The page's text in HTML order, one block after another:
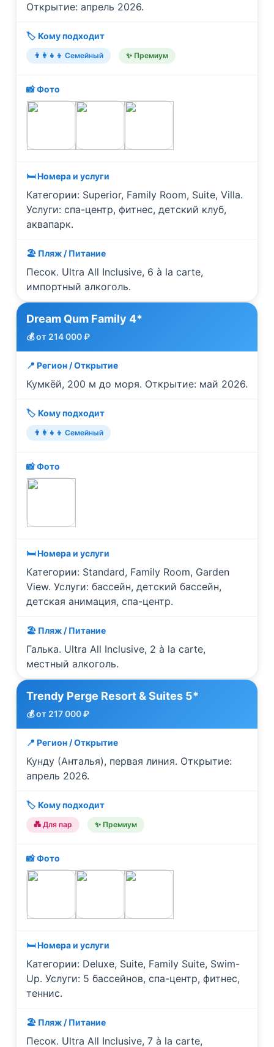
Открытие: апрель 2026.
🏷️ Кому подходит
👨‍👩‍👧‍👦 Семейный ✨ Премиум
📸 Фото
🛏️ Номера и услуги
Категории: Superior, Family Room, Suite, Villa.
Услуги: спа-центр, фитнес, детский клуб,
аквапарк.
🏖️ Пляж / Питание
Песок. Ultra All Inclusive, 6 à la carte,
импортный алкоголь.
Dream Qum Family 4*
💰 от 214 000 ₽
📍 Регион / Открытие
Кумкёй, 200 м до моря. Открытие: май 2026.
🏷️ Кому подходит
👨‍👩‍👧‍👦 Семейный
📸 Фото
🛏️ Номера и услуги
Категории: Standard, Family Room, Garden
View. Услуги: бассейн, детский бассейн,
детская анимация, спа-центр.
🏖️ Пляж / Питание
Галька. Ultra All Inclusive, 2 à la carte,
местный алкоголь.
Trendy Perge Resort & Suites 5*
💰 от 217 000 ₽
📍 Регион / Открытие
Кунду (Анталья), первая линия. Открытие:
апрель 2026.
🏷️ Кому подходит
💑 Для пар ✨ Премиум
📸 Фото
🛏️ Номера и услуги
Категории: Deluxe, Suite, Family Suite, Swim-
Up. Услуги: 5 бассейнов, спа-центр, фитнес,
теннис.
🏖️ Пляж / Питание
Песок. Ultra All Inclusive, 7 à la carte,